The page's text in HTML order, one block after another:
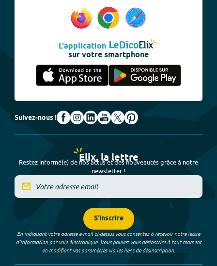
L'application
sur votre smartphone
Suivez-nous !
Elix, la lettre
Restez informé(e) de nos actus et des nouveautés grâce à notre
newsletter !
S'inscrire
En indiquant votre adresse e-mail ci-dessus vous consentez à recevoir notre lettre
d’information par voie électronique. Vous pouvez vous désinscrire à tout moment
en modifiant vos paramètres via les liens de désinscription.